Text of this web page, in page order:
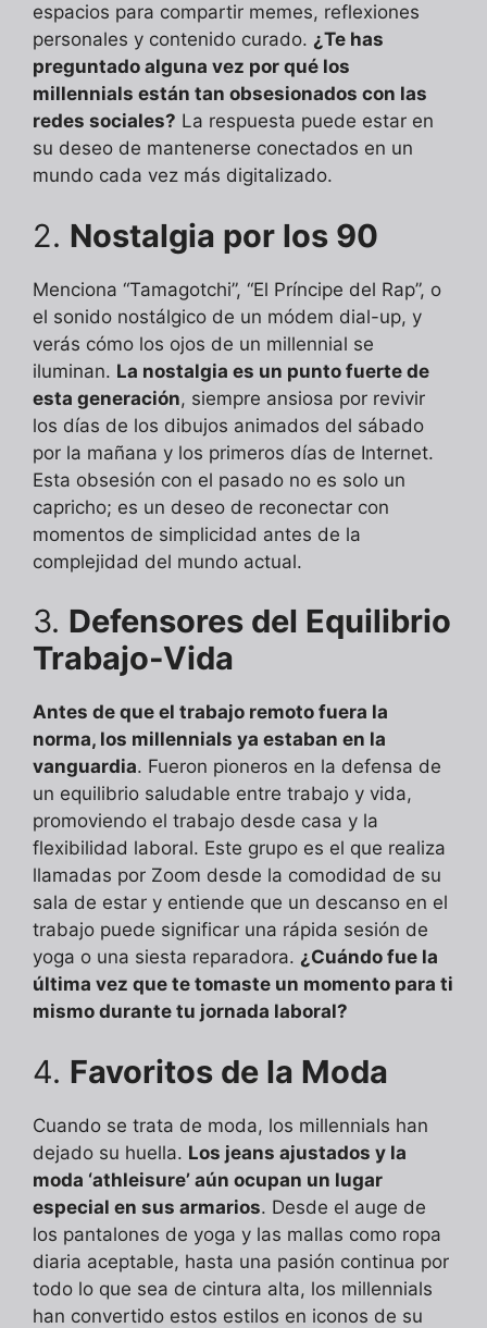
espacios para compartir memes, reflexiones
personales y contenido curado. ¿Te has
preguntado alguna vez por qué los
millennials están tan obsesionados con las
redes sociales? La respuesta puede estar en
su deseo de mantenerse conectados en un
mundo cada vez más digitalizado.
2. Nostalgia por los 90
Menciona “Tamagotchi”, “El Príncipe del Rap”, o
el sonido nostálgico de un módem dial-up, y
verás cómo los ojos de un millennial se
iluminan. La nostalgia es un punto fuerte de
esta generación, siempre ansiosa por revivir
los días de los dibujos animados del sábado
por la mañana y los primeros días de Internet.
Esta obsesión con el pasado no es solo un
capricho; es un deseo de reconectar con
momentos de simplicidad antes de la
complejidad del mundo actual.
3. Defensores del Equilibrio
Trabajo-Vida
Antes de que el trabajo remoto fuera la
norma, los millennials ya estaban en la
vanguardia. Fueron pioneros en la defensa de
un equilibrio saludable entre trabajo y vida,
promoviendo el trabajo desde casa y la
flexibilidad laboral. Este grupo es el que realiza
llamadas por Zoom desde la comodidad de su
sala de estar y entiende que un descanso en el
trabajo puede significar una rápida sesión de
yoga o una siesta reparadora. ¿Cuándo fue la
última vez que te tomaste un momento para ti
mismo durante tu jornada laboral?
4. Favoritos de la Moda
Cuando se trata de moda, los millennials han
dejado su huella. Los jeans ajustados y la
moda ‘athleisure’ aún ocupan un lugar
especial en sus armarios. Desde el auge de
los pantalones de yoga y las mallas como ropa
diaria aceptable, hasta una pasión continua por
todo lo que sea de cintura alta, los millennials
han convertido estos estilos en iconos de su